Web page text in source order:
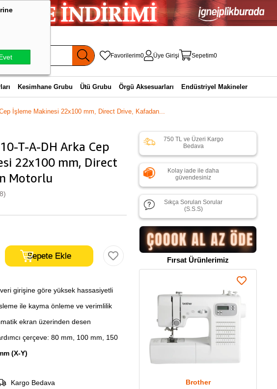
Favorilerim0 Üye Girişi Sepetim0
Kesimhane Grubu Ütü Grubu Örgü Aksesuarları Endüstriyel Makineler
İşleme Makinesi 22x100 mm, Direct Drive, Kafadan...
T-A-DH Arka Cep
22x100 mm, Direct
Motorlu
girişine göre yüksek hassasiyetli
ile kayma önleme ve verimlilik
ekran üzerinden desen
çerçeve: 80 mm, 100 mm, 150
(X-Y)
Kargo Bedava
750 TL ve Üzeri Kargo
Bedava
Kolay iade ile daha
güvendesiniz
Sıkça Sorulan Sorular
(S.S.S)
Fırsat Ürünlerimiz
Brother